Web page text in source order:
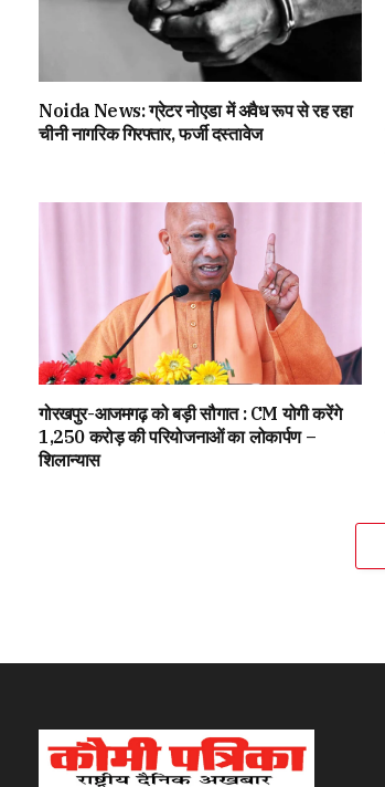
Noida News: ग्रेटर नोएडा में अवैध रूप से रह रहा
चीनी नागरिक गिरफ्तार, फर्जी दस्तावेज
गोरखपुर-आजमगढ़ को बड़ी सौगात : CM योगी करेंगे
1,250 करोड़ की परियोजनाओं का लोकार्पण –
शिलान्यास